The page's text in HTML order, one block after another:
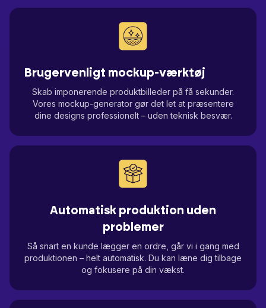
Brugervenligt mockup-værktøj
Skab imponerende produktbilleder på få sekunder.
Vores mockup-generator gør det let at præsentere
dine designs professionelt – uden teknisk besvær.
Automatisk produktion uden
problemer
Så snart en kunde lægger en ordre, går vi i gang med
produktionen – helt automatisk. Du kan læne dig tilbage
og fokusere på din vækst.